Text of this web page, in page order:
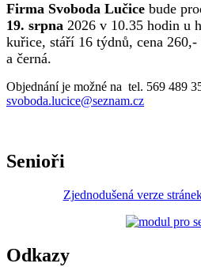
Firma Svoboda Lučice bude
19. srpna 2026 v 10.35 hodin u
kuřice, stáří 16 týdnů, cena
a černá.
Objednání je možné na tel. 569 489
svoboda.lucice@seznam.cz
Senioři
Zjednodušená verze
Odkazy